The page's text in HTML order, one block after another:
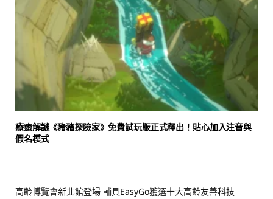
療癒解謎《豬豬探險家》免費試玩版正式釋出！貼心加入注音與
假名模式
高齡博覽會新北館登場 輔具EasyGo獲選十大高齡友善科技